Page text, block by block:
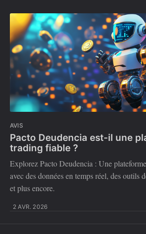
AVIS
Pacto Deudencia est-il une
trading fiable ?
Explorez Pacto Deudencia : Une
avec des données en temps réel, des outils
et plus encore.
2 AVR. 2026